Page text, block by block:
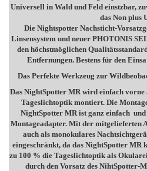
Universell in Wald und Feld einstzbar,
das Non plus
Die Nightspotter Nachsticht-
Linsensystem und neuer PHOTONIS
den höchstmöglichen
Entfernungen. Bestens für den
Das Perfekte Werkzeug zur
Das NightSpotter MR wird einfach
Tageslichtoptik montiert. Die
NightSpotter MR ist ganz einfach
Montageadapter. Mit der mitgelieferten
auch als monokulares
eingeschränkt, da das NightSpotter MR
zu 100 % die Tageslichtoptik als
durch den Vorsatz des NihtSpotter-